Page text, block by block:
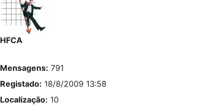
HFCA
Mensagens: 791
Registado: 18/8/2009 13:58
Localização: 10